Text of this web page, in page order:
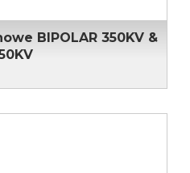
BIPOLAR 350KV &